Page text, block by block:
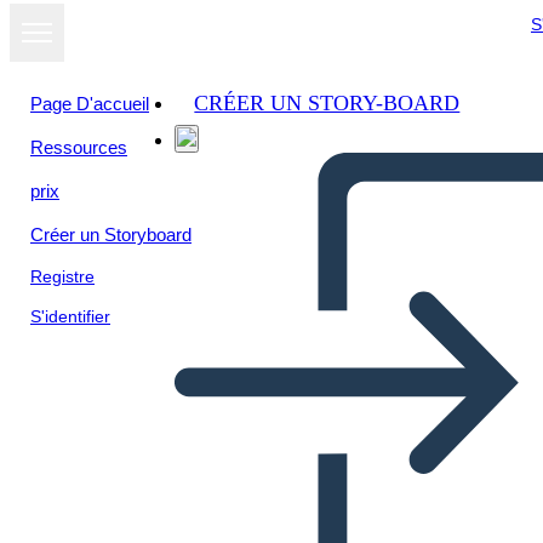
Page D'accueil
Ressources
prix
Créer un Storyboard
Registre
S'identifier
CRÉER UN STORY-BOARD